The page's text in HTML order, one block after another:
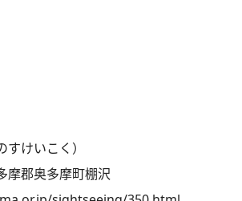
けいこく）
郡奥多摩町棚沢